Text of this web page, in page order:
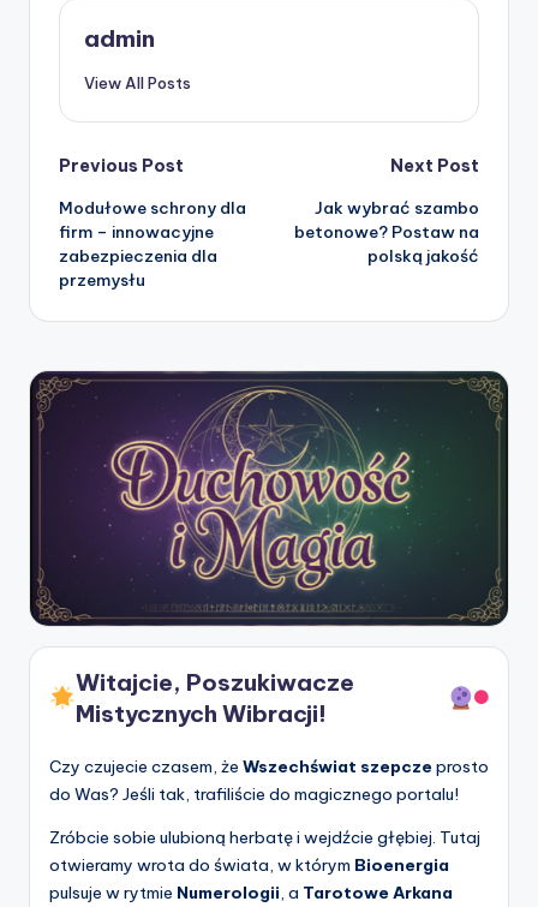
admin
View All Posts
Post
navigation
Previous Post
Modułowe schrony dla
firm – innowacyjne
zabezpieczenia dla
przemysłu
Next Post
Jak wybrać szambo
betonowe? Postaw na
polską jakość
Witajcie, Poszukiwacze
Mistycznych Wibracji!
Czy czujecie czasem, że Wszechświat szepcze prosto
do Was? Jeśli tak, trafiliście do magicznego portalu!
Zróbcie sobie ulubioną herbatę i wejdźcie głębiej. Tutaj
otwieramy wrota do świata, w którym Bioenergia
pulsuje w rytmie Numerologii, a Tarotowe Arkana